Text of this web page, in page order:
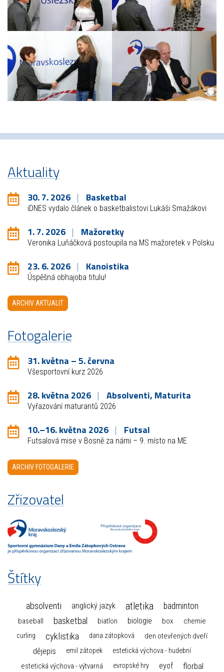
Aktuality
30. 7. 2026 Basketbal
iDNES vydalo článek o basketbalistovi Lukáši Smažákovi
1. 7. 2026 Mažoretky
Veronika Luňáčková postoupila na MS mažoretek v Polsku
23. 6. 2026 Kanoistika
Úspěšná obhajoba titulu!
ARCHIV AKTUALIT
Fotogalerie
31. května – 5. června
Všesportovní kurz 2026
28. května 2026 Absolventi, Maturita
Vyřazování maturantů 2026
10.–16. května 2026 Futsal
Futsalová mise v Bosně za námi – 9. místo na ME
ARCHIV FOTOGALERIE
Zřizovatel
Štítky
absolventi anglický jazyk atletika badminton
baseball basketbal biatlon biologie box chemie
curling cyklistika dana zátopková den otevřených dveří
dějepis emil zátopek estetická výchova - hudební
estetická výchova - výtvarná evropské hry eyof florbal